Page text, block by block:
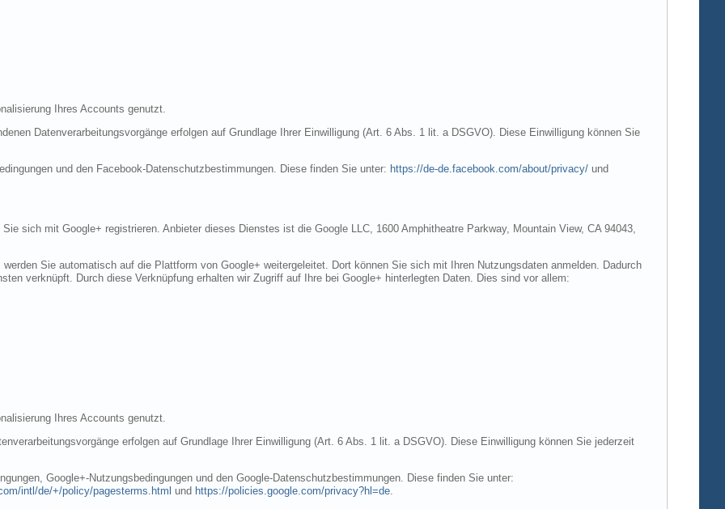
Ihres Accounts genutzt.
Datenverarbeitungsvorgänge erfolgen auf Grundlage Ihrer Einwilligung (Art. 6 Abs. 1 lit. a DSGVO). Diese Einwilligung können Sie
und den Facebook-Datenschutzbestimmungen. Diese finden Sie unter: https://de-de.facebook.com/about/privacy/ und
sich mit Google+ registrieren. Anbieter dieses Dienstes ist die Google LLC, 1600 Amphitheatre Parkway, Mountain View, CA 94043,
Sie automatisch auf die Plattform von Google+ weitergeleitet. Dort können Sie sich mit Ihren Nutzungsdaten anmelden. Dadurch
verknüpft. Durch diese Verknüpfung erhalten wir Zugriff auf Ihre bei Google+ hinterlegten Daten. Dies sind vor allem:
Ihres Accounts genutzt.
erfolgen auf Grundlage Ihrer Einwilligung (Art. 6 Abs. 1 lit. a DSGVO). Diese Einwilligung können Sie jederzeit
Google+-Nutzungsbedingungen und den Google-Datenschutzbestimmungen. Diese finden Sie unter:
intl/de/+/policy/pagesterms.html und https://policies.google.com/privacy?hl=de.